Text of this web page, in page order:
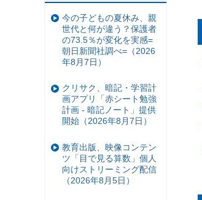
今の子どもの夏休み、親
世代と何が違う？保護者
の73.5％が変化を実感=
朝日新聞社調べ=（2026
年8月7日）
クリサク、暗記・学習計
画アプリ「赤シート勉強
計画 - 暗記ノート」提供
開始（2026年8月7日）
教育出版、映像コンテン
ツ「目で見る算数」個人
向けストリーミング配信
（2026年8月5日）